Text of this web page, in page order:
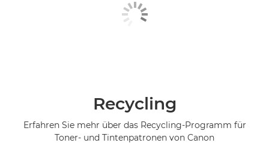
Recycling
Erfahren Sie mehr über das Recycling-Programm für
Toner- und Tintenpatronen von Canon